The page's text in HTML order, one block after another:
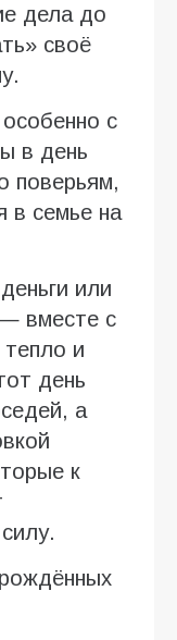
дела до
своё
с
в день
поверьям,
в семье на
или
вместе с
и
день
а
к